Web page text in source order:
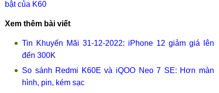
bật của K60
Xem thêm bài viết
Tin Khuyến Mãi 31-12-2022: iPhone 12 giảm giá lên
đến 300K
So sánh Redmi K60E và iQOO Neo 7 SE: Hơn màn
hình, pin, kém sạc